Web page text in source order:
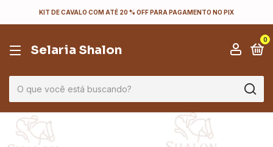
KIT DE CAVALO COM ATÉ 20 % OFF PARA PAGAMENTO NO PIX
Selaria Shalon
0